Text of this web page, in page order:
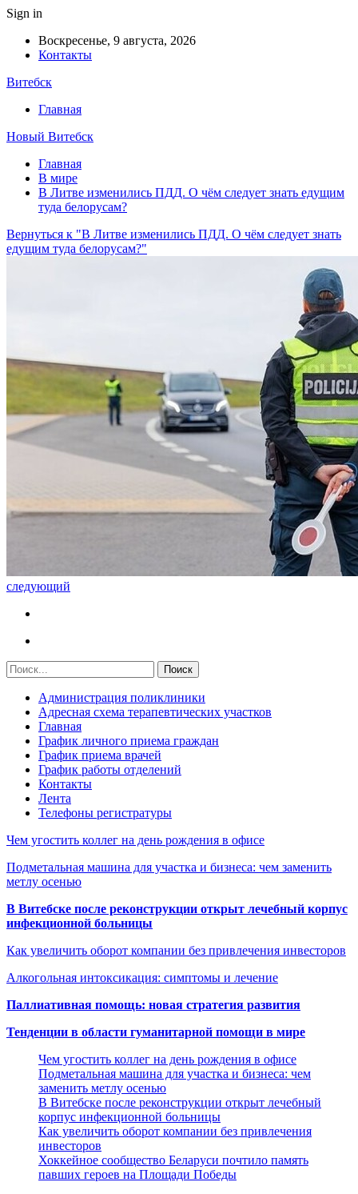
Sign in
Воскресенье, 9 августа, 2026
Контакты
Витебск
Главная
Новый Витебск
Главная
В мире
В Литве изменились ПДД. О чём следует знать едущим
туда белорусам?
Вернуться к "В Литве изменились ПДД. О чём следует знать
едущим туда белорусам?"
следующий
Администрация поликлиники
Адресная схема терапевтических участков
Главная
График личного приема граждан
График приема врачей
График работы отделений
Контакты
Лента
Телефоны регистратуры
Чем угостить коллег на день рождения в офисе
Подметальная машина для участка и бизнеса: чем заменить
метлу осенью
В Витебске после реконструкции открыт лечебный корпус
инфекционной больницы
Как увеличить оборот компании без привлечения инвесторов
Алкогольная интоксикация: симптомы и лечение
Паллиативная помощь: новая стратегия развития
Тенденции в области гуманитарной помощи в мире
Чем угостить коллег на день рождения в офисе
Подметальная машина для участка и бизнеса: чем
заменить метлу осенью
В Витебске после реконструкции открыт лечебный
корпус инфекционной больницы
Как увеличить оборот компании без привлечения
инвесторов
Хоккейное сообщество Беларуси почтило память
павших героев на Площади Победы